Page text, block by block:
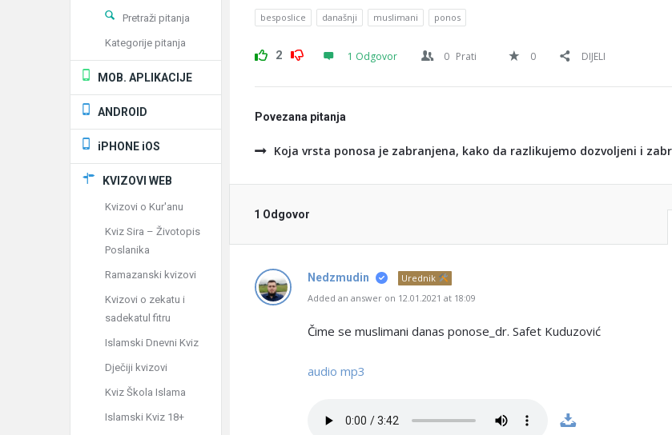
besposlice današnji muslimani ponos
2 1 Odgovor 0 Prati 0 DIJELI
Povezana pitanja
Koja vrsta ponosa je zabranjena, kako da razlikujemo dozvoljeni i
1 Odgovor
Nedzmudin
Urednik
Added an answer on 12.01.2021 at 18:09
Čime se muslimani danas ponose_dr. Safet Kuduzović
audio mp3
Pretraži pitanja
Kategorije pitanja
MOB. APLIKACIJE
ANDROID
iPHONE iOS
KVIZOVI WEB
Kvizovi o Kur'anu
Kviz Sira – Životopis
Poslanika
Ramazanski kvizovi
Kvizovi o zekatu i
sadekatul fitru
Islamski Dnevni Kviz
Dječiji kvizovi
Kviz Škola Islama
Islamski Kviz 18+